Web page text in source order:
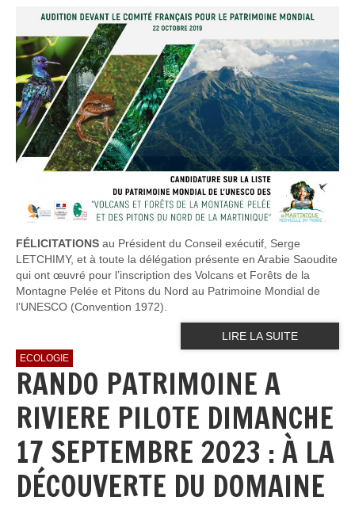
FÉLICITATIONS au Président du Conseil exécutif, Serge
LETCHIMY, et à toute la délégation présente en Arabie Saoudite
qui ont œuvré pour l’inscription des Volcans et Forêts de la
Montagne Pelée et Pitons du Nord au Patrimoine Mondial de
l’UNESCO (Convention 1972).
LIRE LA SUITE
ECOLOGIE
RANDO PATRIMOINE A
RIVIERE PILOTE DIMANCHE
17 SEPTEMBRE 2023 : À LA
DÉCOUVERTE DU DOMAINE